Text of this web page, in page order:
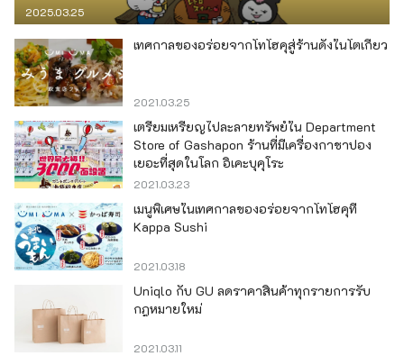
2025.03.25
เทศกาลของอร่อยจากโทโฮคุสู่ร้านดังในโตเกียว
2021.03.25
เตรียมเหรียญไปละลายทรัพย์ใน Department
Store of Gashapon ร้านที่มีเครื่องกาชาปอง
เยอะที่สุดในโลก อิเคะบุคุโระ
2021.03.23
เมนูพิเศษในเทศกาลของอร่อยจากโทโฮคุที่
Kappa Sushi
2021.03.18
Uniqlo กับ GU ลดราคาสินค้าทุกรายการรับ
กฎหมายใหม่
2021.03.11